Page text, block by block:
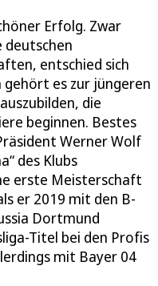
Erfolg. Zwar
deutschen
entschied sich
gehört es zur jüngeren
die
beginnen. Bestes
Werner Wolf
des Klubs
erste Meisterschaft
er 2019 mit den B-
Dortmund
Titel bei den Profis
mit Bayer 04